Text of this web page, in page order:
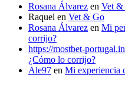
Rosana Álvarez en Vet &
Raquel en Vet & Go
Rosana Álvarez en Mi
corrijo?
https://mostbet-
¿Cómo lo corrijo?
Ale97 en Mi experiencia